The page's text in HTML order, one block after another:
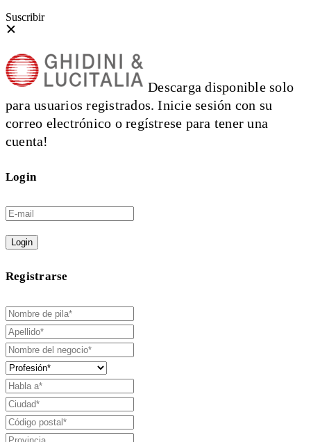
Suscribir
Descarga disponible solo
para usuarios registrados. Inicie sesión con su
correo electrónico o regístrese para tener una
cuenta!
Login
Login
Registrarse